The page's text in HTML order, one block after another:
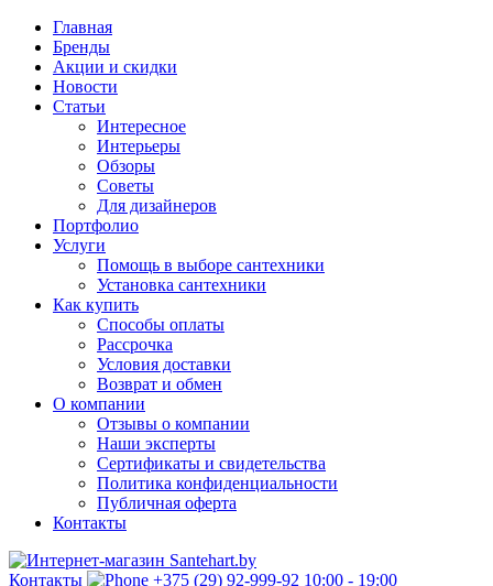
Главная
Бренды
Акции и скидки
Новости
Статьи
Интересное
Интерьеры
Обзоры
Советы
Для дизайнеров
Портфолио
Услуги
Помощь в выборе сантехники
Установка сантехники
Как купить
Способы оплаты
Рассрочка
Условия доставки
Возврат и обмен
О компании
Отзывы о компании
Наши эксперты
Сертификаты и свидетельства
Политика конфиденциальности
Публичная оферта
Контакты
Контакты +375 (29) 92-999-92 10:00 - 19:00